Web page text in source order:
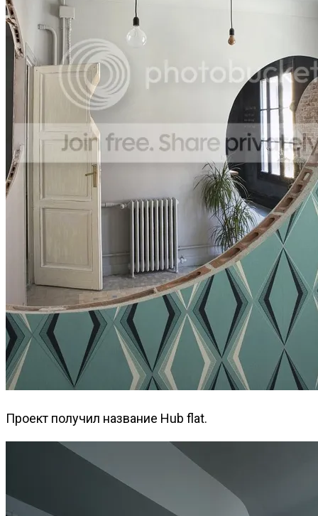
Проект получил название Hub flat.